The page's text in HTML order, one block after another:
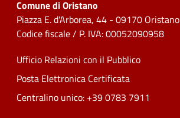
Comune di Oristano
Piazza E. d'Arborea, 44 - 09170 Oristano
Codice fiscale / P. IVA: 00052090958
Ufficio Relazioni con il Pubblico
Posta Elettronica Certificata
Centralino unico: +39 0783 7911